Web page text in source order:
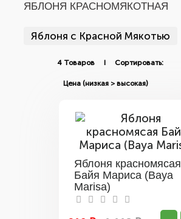
ЯБЛОНЯ КРАСНОМЯКОТНАЯ
Яблоня с Красной Мякотью
4 Товаров I Сортировать:
Яблоня красномясая
Байя Мариса (Baya
Marisa)